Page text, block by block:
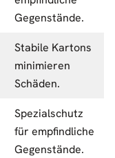
Gegenstände.
Stabile Kartons
minimieren
Schäden.
Spezialschutz
für empfindliche
Gegenstände.